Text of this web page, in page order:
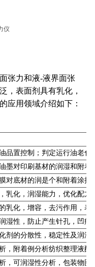
张力和液-液界面张
，表面剂具有乳化，
应用领域介绍如下：
品置控制；判定运行油老化
墨对印刷基材的润湿和附
对底材的润是个和附着涂抹
乳化，润湿能力，优化配方
乳化，增容，去污作用，
湿性，防止产生针孔，凹痕
剂的分散性，稳定性及润
，附着例分析纺织整理液配
，可润湿性分析，包装物图